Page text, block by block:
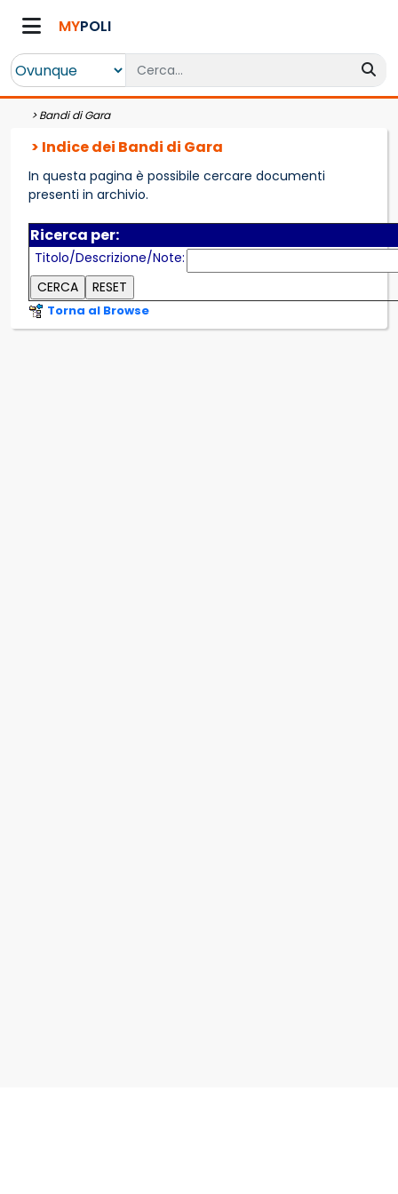
MYPOLI
>Bandi di Gara
> Indice dei Bandi di Gara
In questa pagina è possibile cercare documenti
presenti in archivio.
Ricerca per:
Titolo/Descrizione/Note:
Torna al Browse